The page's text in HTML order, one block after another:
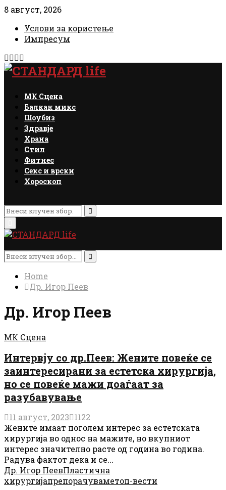
8 август, 2026
Услови за користење
Импресум
Facebook
Instagram
Email
МК Сцена
Балкан микс
Шоубиз
Здравје
Храна
Стил
Фитнес
Секс и врски
Хороскоп
Search
for:
Search
Menu
Search
for:
Search
Home
Др. Игор Пеев
Др. Игор Пеев
МК Сцена
Интервју со др.Пеев: Жените повеќе се
заинтересирани за естетска хирургија,
но се повеќе мажи доаѓаат за
разубавување
11 август, 2023 1122
Жените имаат поголем интерес за естетската
хирургија во однос на мажите, но вкупниот
интерес значително расте од година во година.
Радува фактот дека и се...
Др. Игор ПеевПластична
хирургијапрепорачуваметоп-вести